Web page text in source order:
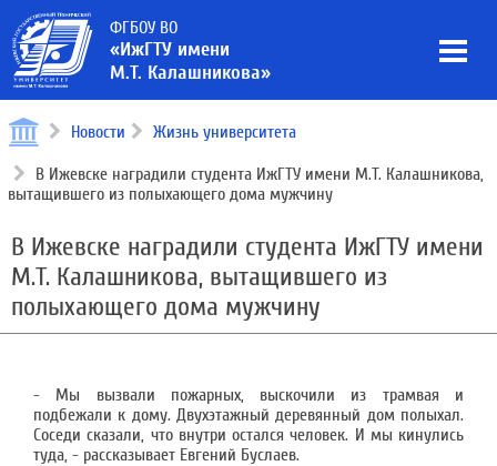
ФГБОУ ВО
«ИжГТУ имени
М.Т. Калашникова»
Новости Жизнь университета
В Ижевске наградили студента ИжГТУ имени М.Т. Калашникова,
вытащившего из полыхающего дома мужчину
В Ижевске наградили студента ИжГТУ имени
М.Т. Калашникова, вытащившего из
полыхающего дома мужчину
- Мы вызвали пожарных, выскочили из трамвая и
подбежали к дому. Двухэтажный деревянный дом полыхал.
Соседи сказали, что внутри остался человек. И мы кинулись
туда, - рассказывает Евгений Буслаев.